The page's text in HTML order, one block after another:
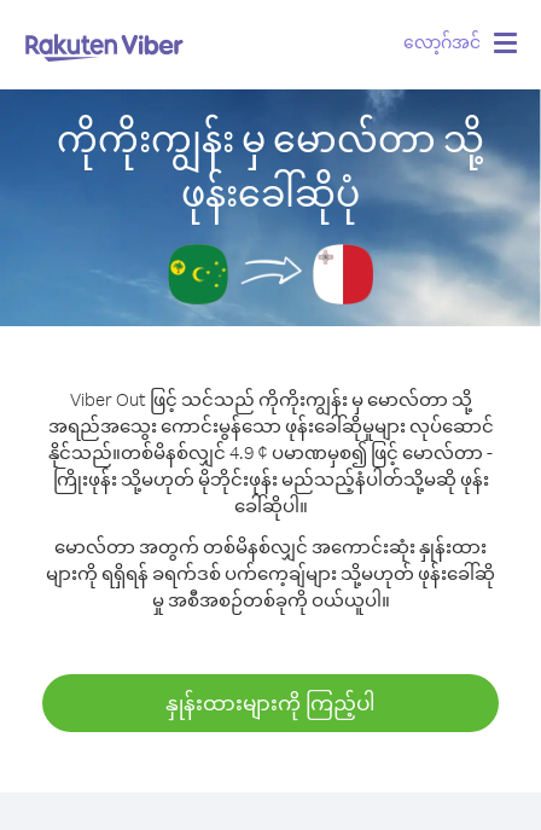
လော့ဂ်အင်
ကိုကိုးကျွန်း မှ မောလ်တာ သို့
ဖုန်းခေါ်ဆိုပုံ
Viber Out ဖြင့် သင်သည် ကိုကိုးကျွန်း မှ မောလ်တာ သို့
အရည်အသွေး ကောင်းမွန်သော ဖုန်းခေါ်ဆိုမှုများ လုပ်ဆောင်
နိုင်သည်။တစ်မိနစ်လျှင် 4.9 ¢ ပမာဏမှစ၍ ဖြင့် မောလ်တာ -
ကြိုးဖုန်း သို့မဟုတ် မိုဘိုင်းဖုန်း မည်သည့်နံပါတ်သို့မဆို ဖုန်း
ခေါ်ဆိုပါ။
မောလ်တာ အတွက် တစ်မိနစ်လျှင် အကောင်းဆုံး နှုန်းထား
များကို ရရှိရန် ခရက်ဒစ် ပက်ကေ့ချ်များ သို့မဟုတ် ဖုန်းခေါ်ဆို
မှု အစီအစဉ်တစ်ခုကို ဝယ်ယူပါ။
နှုန်းထားများကို ကြည့်ပါ